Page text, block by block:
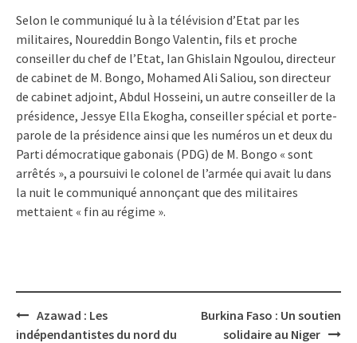
Selon le communiqué lu à la télévision d’Etat par les
militaires, Noureddin Bongo Valentin, fils et proche
conseiller du chef de l’Etat, Ian Ghislain Ngoulou, directeur
de cabinet de M. Bongo, Mohamed Ali Saliou, son directeur
de cabinet adjoint, Abdul Hosseini, un autre conseiller de la
présidence, Jessye Ella Ekogha, conseiller spécial et porte-
parole de la présidence ainsi que les numéros un et deux du
Parti démocratique gabonais (PDG) de M. Bongo « sont
arrêtés », a poursuivi le colonel de l’armée qui avait lu dans
la nuit le communiqué annonçant que des militaires
mettaient « fin au régime ».
Post
navigation
Azawad : Les
indépendantistes du nord du
Burkina Faso : Un soutien
solidaire au Niger